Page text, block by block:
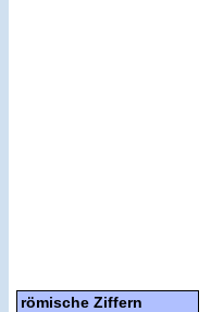
römische Ziffern